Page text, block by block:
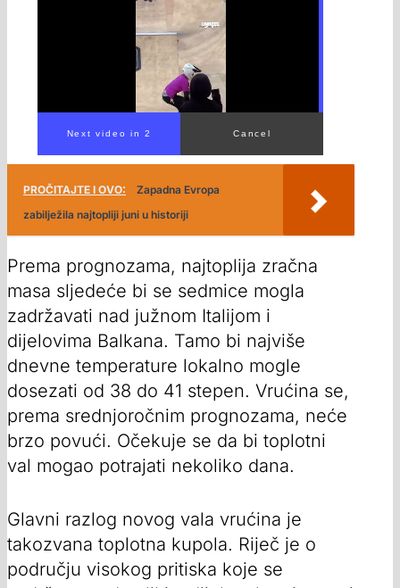
00:00/ 03:05
PROČITAJTE I OVO:
Zapadna Evropa
zabilježila najtopliji juni u historiji
Prema prognozama, najtoplija zračna
masa sljedeće bi se sedmice mogla
zadržavati nad južnom Italijom i
dijelovima Balkana. Tamo bi najviše
dnevne temperature lokalno mogle
dosezati od 38 do 41 stepen. Vrućina se,
prema srednjoročnim prognozama, neće
brzo povući. Očekuje se da bi toplotni
val mogao potrajati nekoliko dana.
Glavni razlog novog vala vrućina je
takozvana toplotna kupola. Riječ je o
području visokog pritiska koje se